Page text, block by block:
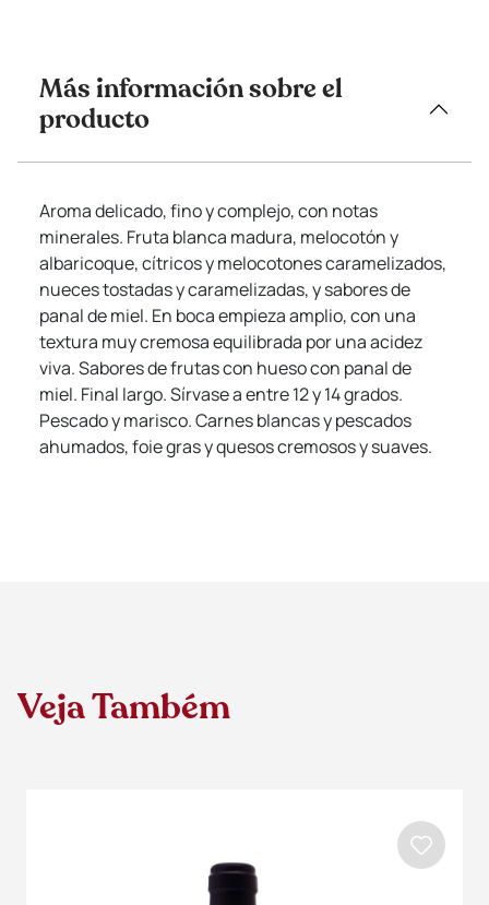
Más información sobre el
producto
Aroma delicado, fino y complejo, con notas
minerales. Fruta blanca madura, melocotón y
albaricoque, cítricos y melocotones caramelizados,
nueces tostadas y caramelizadas, y sabores de
panal de miel. En boca empieza amplio, con una
textura muy cremosa equilibrada por una acidez
viva. Sabores de frutas con hueso con panal de
miel. Final largo. Sírvase a entre 12 y 14 grados.
Pescado y marisco. Carnes blancas y pescados
ahumados, foie gras y quesos cremosos y suaves.
Veja Também